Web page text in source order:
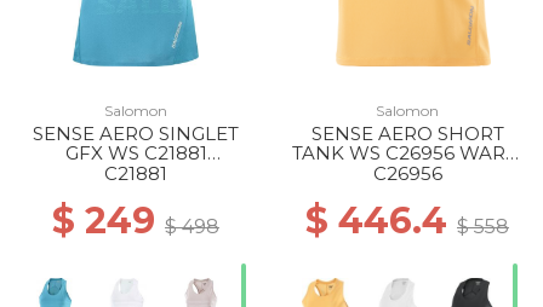
Salomon
SENSE AERO SINGLET
GFX WS C21881
TAHITIAN
C21881
$ 249 $ 498
Salomon
SENSE AERO SHORT
TANK WS C26956 WARM
APRICOT
C26956
$ 446.4 $ 558